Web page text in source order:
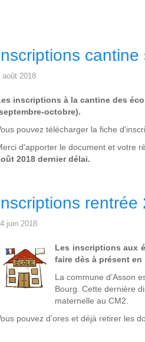
cantine
août 2018
inscriptions à la cantine des
octobre).
pouvez télécharger la fiche
d'apporter le document et votre
2018 dernier délai.
rentrée
juin 2018
Les inscriptions aux
faire dès à présent en
La commune d’Asson
Bourg. Cette dernière
maternelle au CM2.
pouvez d’ores et déjà retirer les